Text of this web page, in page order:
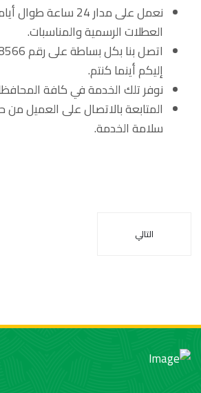
نعمل على مدار 24
العطلات الرسمية والمناسبات.
إليكم أينما كنتم.
نوفر تلك الخدمة في كافة
المتابعة بالاتصال على العميل من
سلامة الخدمة.
التالي